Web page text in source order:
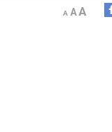
A AA